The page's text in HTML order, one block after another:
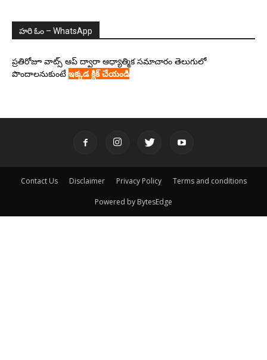
హరి ఓం – WhatsApp
ప్రతిరోజూ వాట్స్ ఆప్ ద్వారా ఆధ్యాత్మిక సమాచారం తెలుగులో
పొందాలనుకుంటే ఇక్కడ క్లిక్ చేయండి
Contact Us Disclaimer Privacy Policy Terms and conditions
Powered by BytesEdge